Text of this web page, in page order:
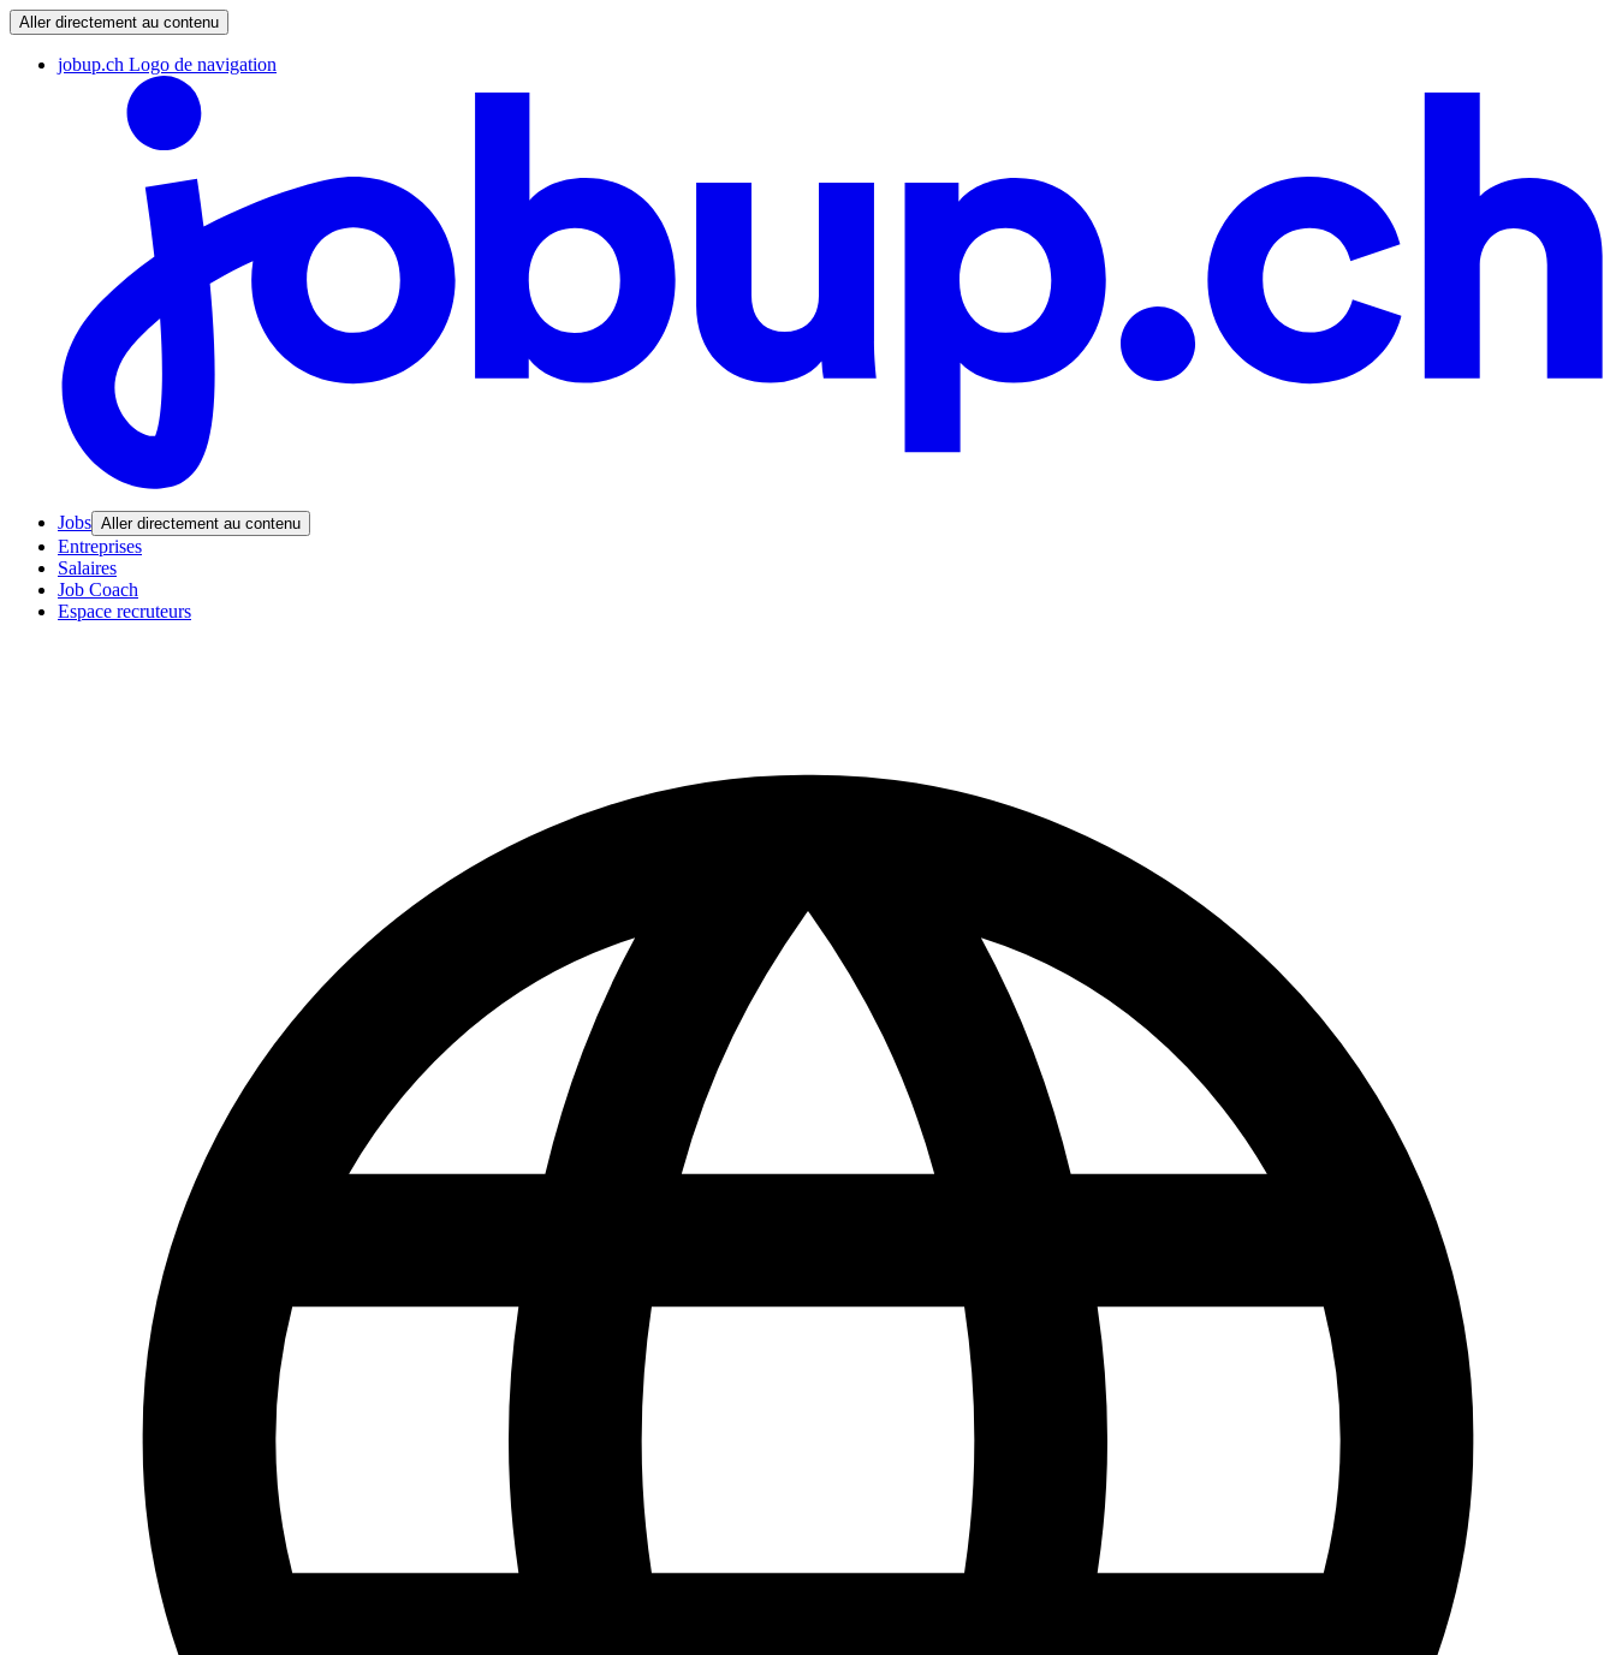
Aller directement au contenu
jobup.ch Logo de navigation
Jobs Aller directement au contenu
Entreprises
Salaires
Job Coach
Espace recruteurs